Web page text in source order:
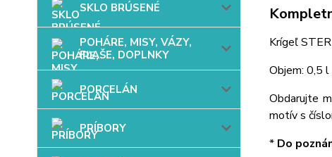
SKLO BRÚSENÉ
POHÁRE, MISY, VÁZY,
FĽAŠE, DOPLNKY
PORCELÁN
PRÍBORY
Krígeľ
Objem: 0,5 l
Obdarujte
motív s
*Do